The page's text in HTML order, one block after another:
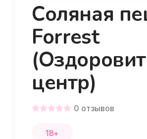
Соляная
Forrest
центр)
0 отзывов
18+